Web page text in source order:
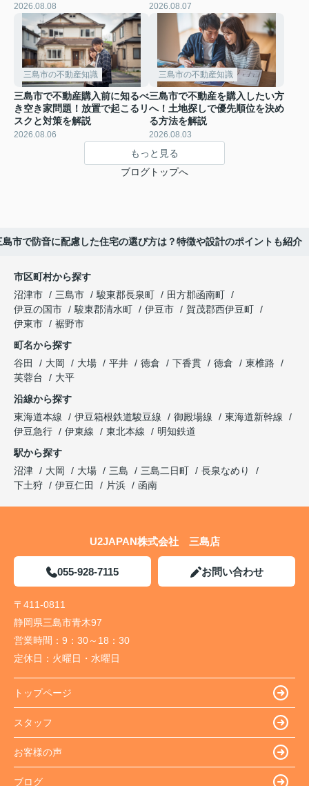
2026.08.08 2026.08.07
三島市の不動産知識
三島市で不動産購入前に知るべ
き空き家問題！放置で起こるリ
スクと対策を解説
2026.08.06
三島市の不動産知識
三島市で不動産を購入したい方
へ！土地探しで優先順位を決め
る方法を解説
2026.08.03
もっと見る
ブログトップへ
島市で防音に配慮した住宅の選び方は？特徴や設計のポイントも紹介
市区町村から探す
沼津市
三島市 駿東郡長泉町
田方郡函南町
伊豆の国市
駿東郡清水町 伊豆市
賀茂郡西伊豆町
伊東市
裾野市
町名から探す
谷田
大岡 大場 平井 徳倉 下香貫 徳倉
東椎路
芙蓉台
大平
沿線から探す
東海道本線
伊豆箱根鉄道駿豆線 御殿場線
東海道新幹線
伊豆急行
伊東線 東北本線
明知鉄道
駅から探す
沼津
大岡 大場 三島 三島二日町
長泉なめり
下土狩
伊豆仁田 片浜 函南
U2JAPAN株式会社 三島店
055-928-7115 お問い合わせ
〒411-0811
静岡県三島市青木97
営業時間： 9：30～18：30
定休日： 火曜日・水曜日
トップページ
スタッフ
お客様の声
ブログ